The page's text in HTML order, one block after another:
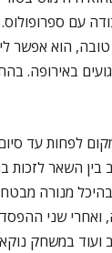
עם
טובה, הוא
באירופה.
לפחות עד
בין השאר
תפגוש בהיכל
ואחרי שני